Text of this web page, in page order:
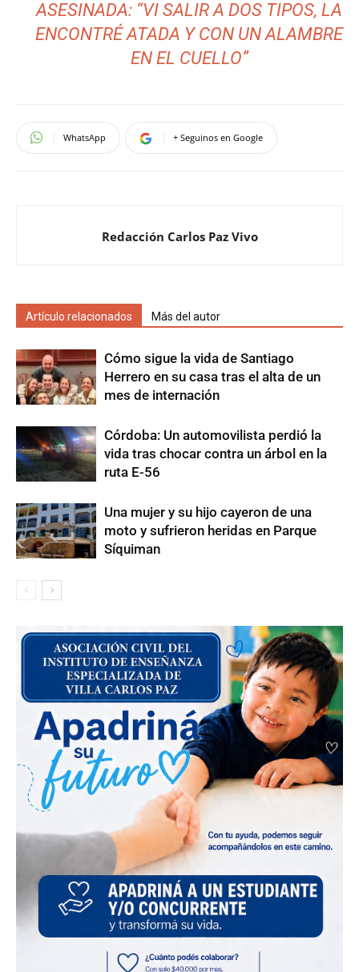
ASESINADA: “VI SALIR A DOS TIPOS, LA
ENCONTRÉ ATADA Y CON UN ALAMBRE
EN EL CUELLO”
WhatsApp + Seguinos en Google
Redacción Carlos Paz Vivo
Artículo relacionados Más del autor
Cómo sigue la vida de Santiago
Herrero en su casa tras el alta de un
mes de internación
Córdoba: Un automovilista perdió la
vida tras chocar contra un árbol en la
ruta E-56
Una mujer y su hijo cayeron de una
moto y sufrieron heridas en Parque
Síquiman